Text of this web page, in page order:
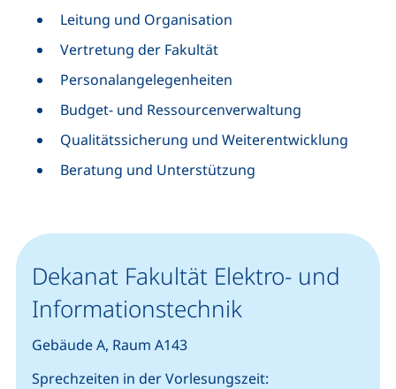
Leitung und Organisation
Vertretung der Fakultät
Personalangelegenheiten
Budget- und Ressourcenverwaltung
Qualitätssicherung und Weiterentwicklung
Beratung und Unterstützung
Dekanat Fakultät Elektro- und
Informationstechnik
Gebäude A, Raum A143
Sprechzeiten in der Vorlesungszeit: